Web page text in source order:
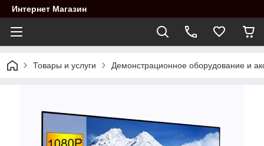
Интернет Магазин
Товары и услуги Демонстрационное оборудование и